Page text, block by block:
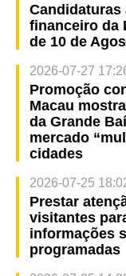
Candidaturas
financeiro da
de 10 de
2026-07-27
Promoção
Macau
da Grande
mercado
cidades
2026-07-25
Prestar
visitantes
informações
programadas